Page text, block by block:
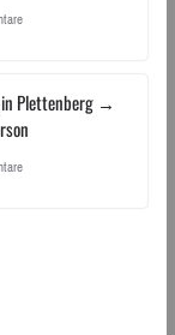
in Plettenberg →